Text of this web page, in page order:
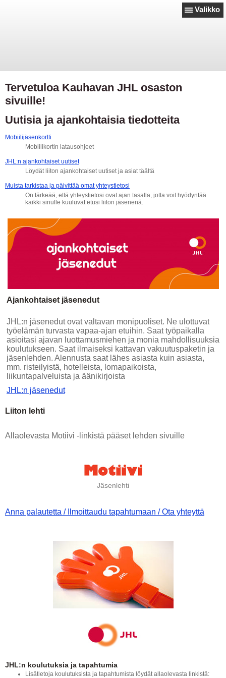
Valikko
Tervetuloa Kauhavan JHL osaston
sivuille!
Uutisia ja ajankohtaisia tiedotteita
Mobiilijäsenkortti
Mobiilikortin latausohjeet
JHL:n ajankohtaiset uutiset
Löydät liiton ajankohtaiset uutiset ja asiat täältä
Muista tarkistaa ja päivittää omat yhteystietosi
On tärkeää, että yhteystietosi ovat ajan tasalla, jotta voit hyödyntää
kaikki sinulle kuuluvat etusi liiton jäsenenä.
Ajankohtaiset jäsenedut
JHL:n jäsenedut ovat valtavan monipuoliset. Ne ulottuvat
työelämän turvasta vapaa-ajan etuihin. Saat työpaikalla
asioitasi ajavan luottamusmiehen ja monia mahdollisuuksia
koulutukseen. Saat ilmaiseksi kattavan vakuutuspaketin ja
jäsenlehden. Alennusta saat lähes asiasta kuin asiasta,
mm. risteilyistä, hotelleista, lomapaikoista,
liikuntapalveluista ja äänikirjoista
JHL:n jäsenedut
Liiton lehti
Allaolevasta Motiivi -linkistä pääset lehden sivuille
Jäsenlehti
Anna palautetta / Ilmoittaudu tapahtumaan / Ota yhteyttä
JHL:n koulutuksia ja tapahtumia
Lisätietoja koulutuksista ja tapahtumista löydät allaolevasta linkistä: